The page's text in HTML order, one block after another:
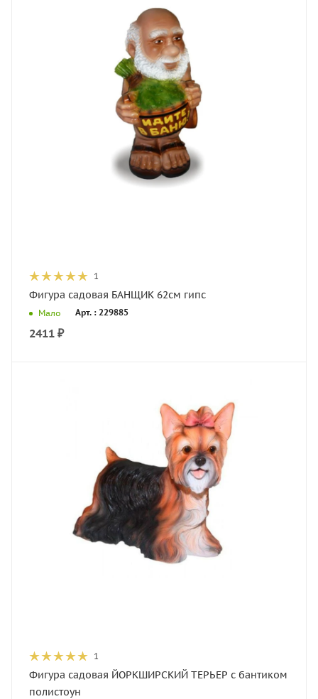
1
Фигура садовая БАНЩИК 62см гипс
Мало Арт. : 229885
2411 ₽
1
Фигура садовая ЙОРКШИРСКИЙ ТЕРЬЕР с бантиком
полистоун